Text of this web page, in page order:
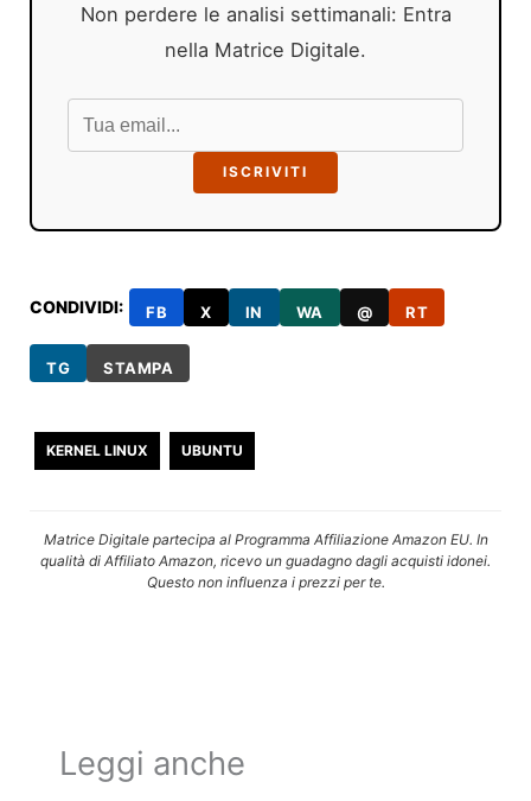
Non perdere le analisi settimanali: Entra
nella Matrice Digitale.
ISCRIVITI
CONDIVIDI: FB X IN WA @ RT
TG STAMPA
KERNEL LINUX UBUNTU
Matrice Digitale partecipa al Programma Affiliazione Amazon EU. In
qualità di Affiliato Amazon, ricevo un guadagno dagli acquisti idonei.
Questo non influenza i prezzi per te.
Leggi anche